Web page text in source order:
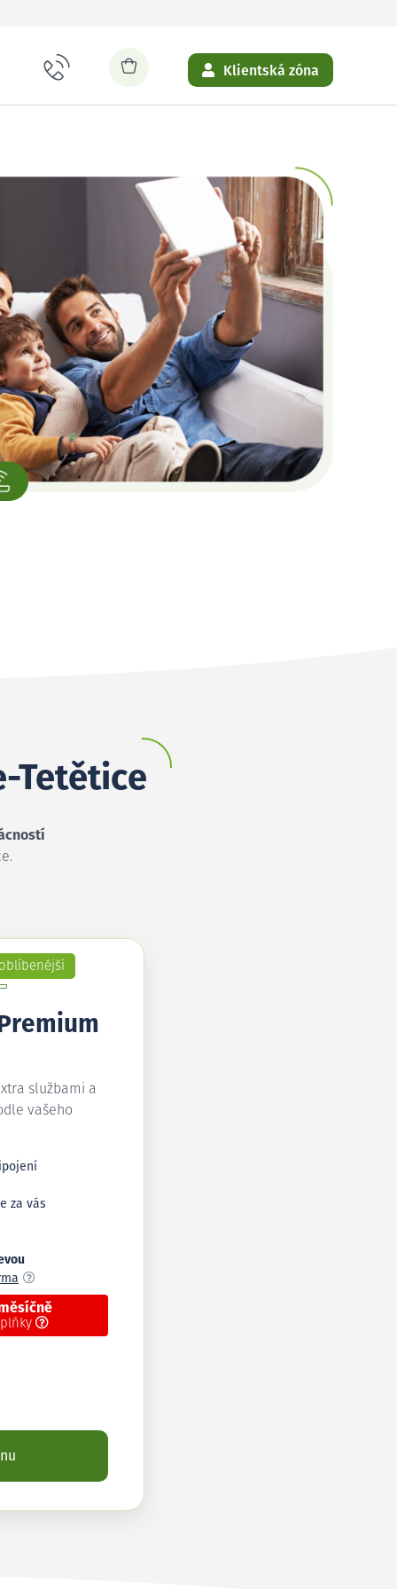
Klientská zóna
Tetětice
službami a
vašeho
za vás